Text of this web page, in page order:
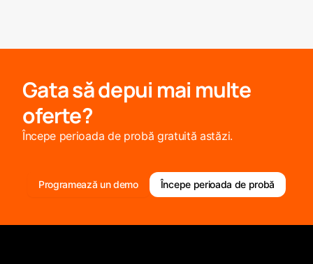
Gata să depui mai multe
oferte?
Începe perioada de probă gratuită astăzi.
Programează un demo Începe perioada de probă